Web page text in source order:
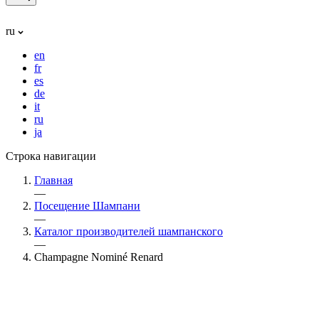
ru
en
fr
es
de
it
ru
ja
Строка навигации
Главная
—
Посещение Шампани
—
Каталог производителей шампанского
—
Champagne Nominé Renard